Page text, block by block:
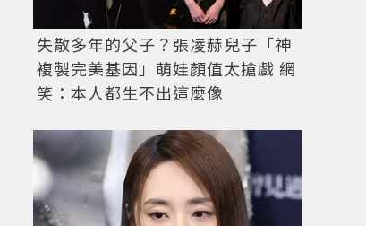
失散多年的父子？張凌赫兒子「神
複製完美基因」萌娃顏值太搶戲 網
笑：本人都生不出這麼像